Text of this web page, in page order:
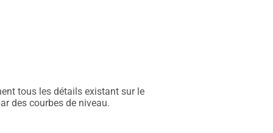
tous les détails existant sur le
des courbes de niveau.